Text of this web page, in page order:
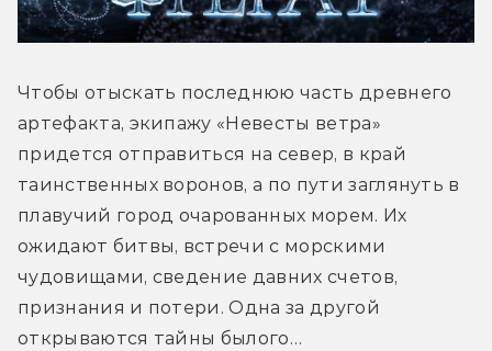
Чтобы отыскать последнюю часть древнего
артефакта, экипажу «Невесты ветра»
придется отправиться на север, в край
таинственных воронов, а по пути заглянуть в
плавучий город очарованных морем. Их
ожидают битвы, встречи с морскими
чудовищами, сведение давних счетов,
признания и потери. Одна за другой
открываются тайны былого…